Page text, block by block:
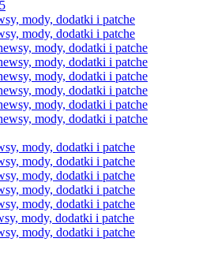
mody, dodatki i patche
mody, dodatki i patche
mody, dodatki i patche
mody, dodatki i patche
mody, dodatki i patche
mody, dodatki i patche
mody, dodatki i patche
mody, dodatki i patche
mody, dodatki i patche
mody, dodatki i patche
mody, dodatki i patche
mody, dodatki i patche
mody, dodatki i patche
mody, dodatki i patche
mody, dodatki i patche